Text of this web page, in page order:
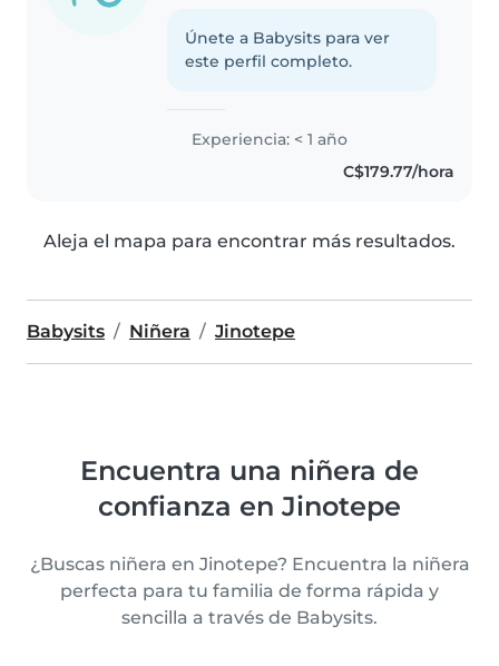
Únete a Babysits para ver
este perfil completo.
Experiencia: < 1 año
C$179.77/hora
Aleja el mapa para encontrar más resultados.
Babysits Niñera Jinotepe
Encuentra una niñera de
confianza en Jinotepe
¿Buscas niñera en Jinotepe? Encuentra la niñera
perfecta para tu familia de forma rápida y
sencilla a través de Babysits.